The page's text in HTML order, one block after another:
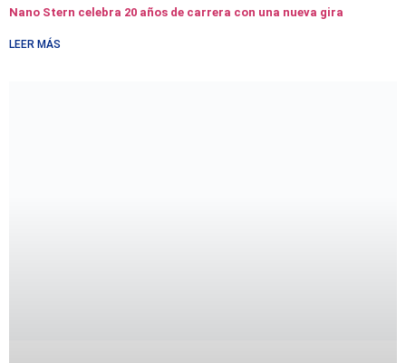
Nano Stern celebra 20 años de carrera con una nueva gira
LEER MÁS